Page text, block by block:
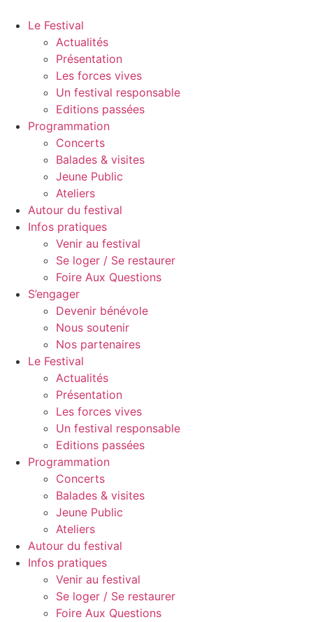
Le Festival
Actualités
Présentation
Les forces vives
Un festival responsable
Editions passées
Programmation
Concerts
Balades & visites
Jeune Public
Ateliers
Autour du festival
Infos pratiques
Venir au festival
Se loger / Se restaurer
Foire Aux Questions
S’engager
Devenir bénévole
Nous soutenir
Nos partenaires
Le Festival
Actualités
Présentation
Les forces vives
Un festival responsable
Editions passées
Programmation
Concerts
Balades & visites
Jeune Public
Ateliers
Autour du festival
Infos pratiques
Venir au festival
Se loger / Se restaurer
Foire Aux Questions